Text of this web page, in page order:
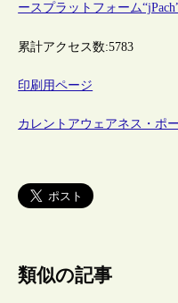
ースプラットフォーム
累計アクセス数:5783
印刷用ページ
カレントアウェアネス・ポ
類似の記事